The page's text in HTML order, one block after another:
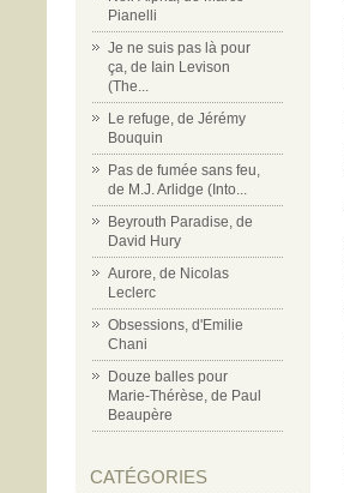
Pianelli
Je ne suis pas là pour
ça, de Iain Levison
(The...
Le refuge, de Jérémy
Bouquin
Pas de fumée sans feu,
de M.J. Arlidge (Into...
Beyrouth Paradise, de
David Hury
Aurore, de Nicolas
Leclerc
Obsessions, d'Emilie
Chani
Douze balles pour
Marie-Thérèse, de Paul
Beaupère
CATÉGORIES